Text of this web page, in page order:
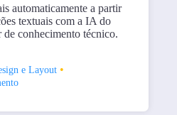
automaticamente a partir
textuais com a IA do
conhecimento técnico.
e Layout •